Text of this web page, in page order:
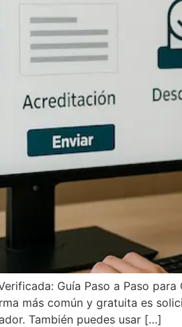
Guía Paso a Paso
más común y gratuita es
También puedes usar […]